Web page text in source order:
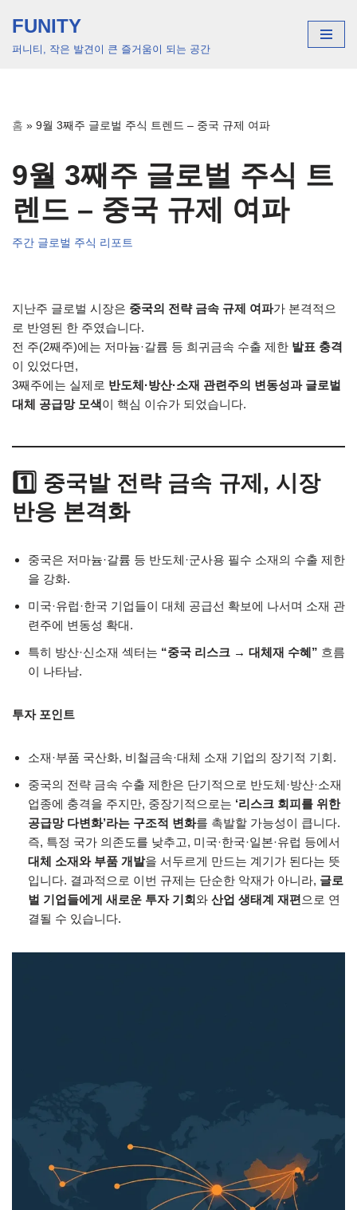
콘
건
기
FUNITY
퍼니티, 작은 발견이 큰 즐거움이 되는 공간
홈 » 9월 3째주 글로벌 주식 트렌드 – 중국 규제 여파
9월 3째주 글로벌 주식 트
렌드 – 중국 규제 여파
주간 글로벌 주식 리포트
지난주 글로벌 시장은 중국의 전략 금속 규제 여파가 본격적으
로 반영된 한 주였습니다.
전 주(2째주)에는 저마늄·갈륨 등 희귀금속 수출 제한 발표 충격
이 있었다면,
3째주에는 실제로 반도체·방산·소재 관련주의 변동성과 글로벌
대체 공급망 모색이 핵심 이슈가 되었습니다.
1️⃣ 중국발 전략 금속 규제, 시장
반응 본격화
중국은 저마늄·갈륨 등 반도체·군사용 필수 소재의 수출 제한
을 강화.
미국·유럽·한국 기업들이 대체 공급선 확보에 나서며 소재 관
련주에 변동성 확대.
특히 방산·신소재 섹터는 “중국 리스크 → 대체재 수혜” 흐름
이 나타남.
투자 포인트
소재·부품 국산화, 비철금속·대체 소재 기업의 장기적 기회.
중국의 전략 금속 수출 제한은 단기적으로 반도체·방산·소재
업종에 충격을 주지만, 중장기적으로는 ‘리스크 회피를 위한
공급망 다변화’라는 구조적 변화를 촉발할 가능성이 큽니다.
즉, 특정 국가 의존도를 낮추고, 미국·한국·일본·유럽 등에서
대체 소재와 부품 개발을 서두르게 만드는 계기가 된다는 뜻
입니다. 결과적으로 이번 규제는 단순한 악재가 아니라, 글로
벌 기업들에게 새로운 투자 기회와 산업 생태계 재편 으로 연
결될 수 있습니다.